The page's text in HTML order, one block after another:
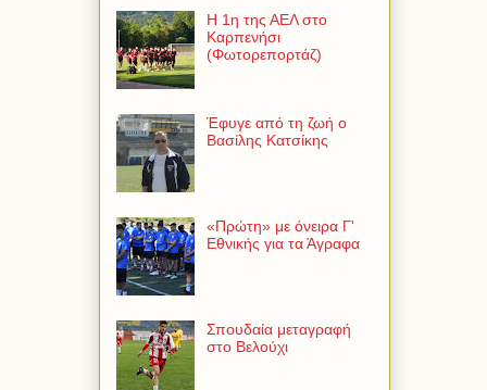
Η 1η της ΑΕΛ στο
Καρπενήσι
(Φωτορεπορτάζ)
Έφυγε από τη ζωή ο
Βασίλης Κατσίκης
«Πρώτη» με όνειρα Γ'
Εθνικής για τα Άγραφα
Σπουδαία μεταγραφή
στο Βελούχι